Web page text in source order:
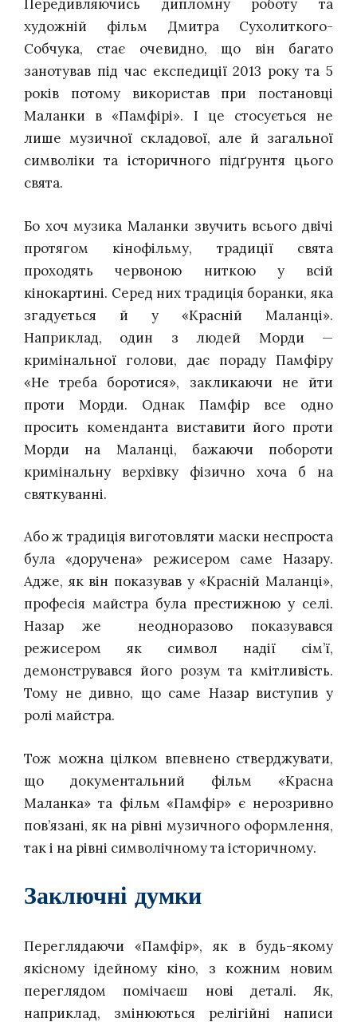
Передивляючись дипломну роботу та
художній фільм Дмитра Сухолиткого-
Собчука, стає очевидно, що він багато
занотував під час експедиції 2013 року та 5
років потому використав при постановці
Маланки в «Памфірі». І це стосується не
лише музичної складової, але й загальної
символіки та історичного підґрунтя цього
свята.
Бо хоч музика Маланки звучить всього двічі
протягом кінофільму, традиції свята
проходять червоною ниткою у всій
кінокартині. Серед них традиція боранки, яка
згадується й у «Красній Маланці».
Наприклад, один з людей Морди —
кримінальної голови, дає пораду Памфіру
«Не треба боротися», закликаючи не йти
проти Морди. Однак Памфір все одно
просить коменданта виставити його проти
Морди на Маланці, бажаючи побороти
кримінальну верхівку фізично хоча б на
святкуванні.
Або ж традиція виготовляти маски неспроста
була «доручена» режисером саме Назару.
Адже, як він показував у «Красній Маланці»,
професія майстра була престижною у селі.
Назар же неодноразово показувався
режисером як символ надії сім’ї,
демонструвався його розум та кмітливість.
Тому не дивно, що саме Назар виступив у
ролі майстра.
Тож можна цілком впевнено стверджувати,
що документальний фільм «Красна
Маланка» та фільм «Памфір» є нерозривно
пов’язані, як на рівні музичного оформлення,
так і на рівні символічному та історичному.
Заключні думки
Переглядаючи «Памфір», як в будь-якому
якісному ідейному кіно, з кожним новим
переглядом помічаєш нові деталі. Як,
наприклад, змінюються релігійні написи